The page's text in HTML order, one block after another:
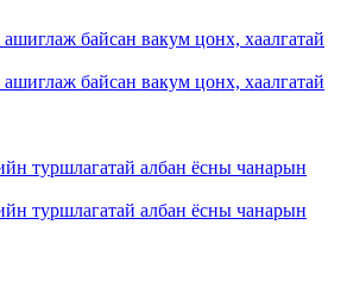
ашиглаж байсан вакум цонх, хаалгатай
ашиглаж байсан вакум цонх, хаалгатай
туршлагатай албан ёсны чанарын
туршлагатай албан ёсны чанарын